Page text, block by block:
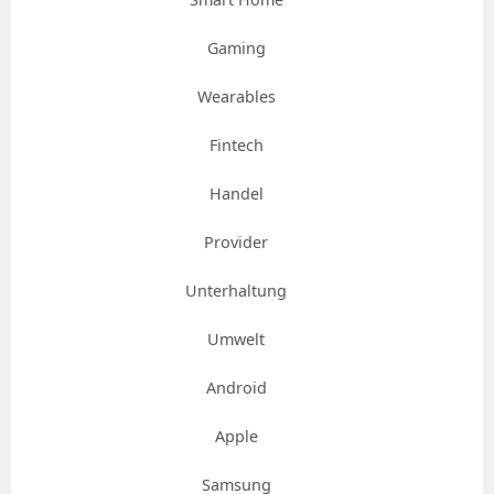
Gaming
Wearables
Fintech
Handel
Provider
Unterhaltung
Umwelt
Android
Apple
Samsung